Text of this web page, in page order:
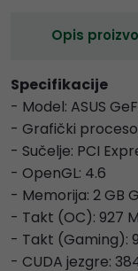
Opis
Specifikacije
- Model: ASUS
- Grafički
- Sučelje: PCI
- OpenGL: 4.6
- Memorija: 2 GB
- Takt (OC): 927
- Takt (Gaming):
- CUDA jezgre: